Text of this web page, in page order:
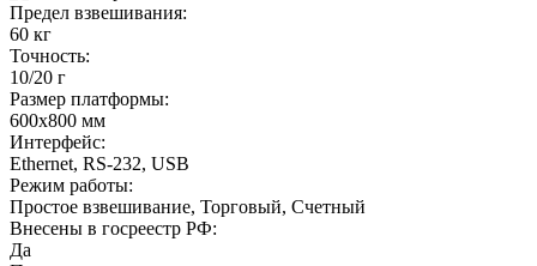
Предел взвешивания:
60 кг
Точность:
10/20 г
Размер платформы:
600x800 мм
Интерфейс:
Ethernet, RS-232, USB
Режим работы:
Простое взвешивание, Торговый, Счетный
Внесены в госреестр РФ:
Да